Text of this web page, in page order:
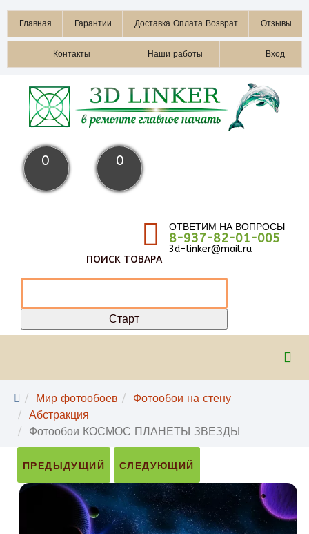
Главная Гарантии Доставка Оплата Возврат Отзывы
Контакты Наши работы Вход
0 0
ОТВЕТИМ НА ВОПРОСЫ
8-937-82-01-005
3d-linker@mail.ru
ПОИСК ТОВАРА
Мир фотообоев
Фотообои на стену
Абстракция
Фотообои КОСМОС ПЛАНЕТЫ ЗВЕЗДЫ
ПРЕДЫДУЩИЙ СЛЕДУЮЩИЙ